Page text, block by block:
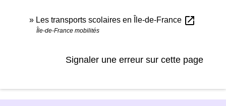
Les transports scolaires en Île-de-France open_in_new
Île-de-France mobilités
Signaler une erreur sur cette page